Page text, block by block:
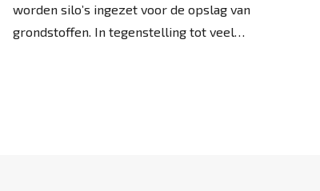
worden silo’s ingezet voor de opslag van
grondstoffen. In tegenstelling tot veel…